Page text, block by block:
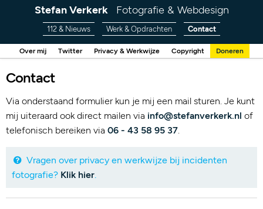
Stefan Verkerk Fotografie & Webdesign
112 & Nieuws Werk & Opdrachten Contact
Over mij Twitter Privacy & Werkwijze Copyright Doneren
Contact
Via onderstaand formulier kun je mij een mail sturen. Je kunt
mij uiteraard ook direct mailen via info@stefanverkerk.nl of
telefonisch bereiken via 06 - 43 58 95 37.
Vragen over privacy en werkwijze bij incidenten
fotografie? Klik hier.